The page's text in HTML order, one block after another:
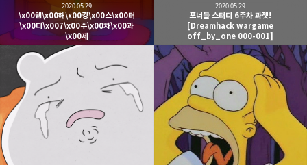
\x00웹\x00해\x00킹\x00스\x00터
\x00디\x007\x00주\x00차\x00과
\x00제
2020.05.29
포너블 스터디 6주차 과젯!
[Dreamhack wargame
off_by_one 000-001]
2020.05.29